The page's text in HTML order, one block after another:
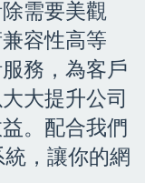
需要美觀
容性高等
務，為客戶
大提升公司
。配合我們
，讓你的網